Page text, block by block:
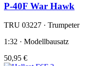
P-40F War Hawk
TRU 03227 · Trumpeter
1:32 · Modellbausatz
50,95 €